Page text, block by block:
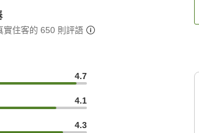
實住客的 650 則評語
4.7
4.1
4.3